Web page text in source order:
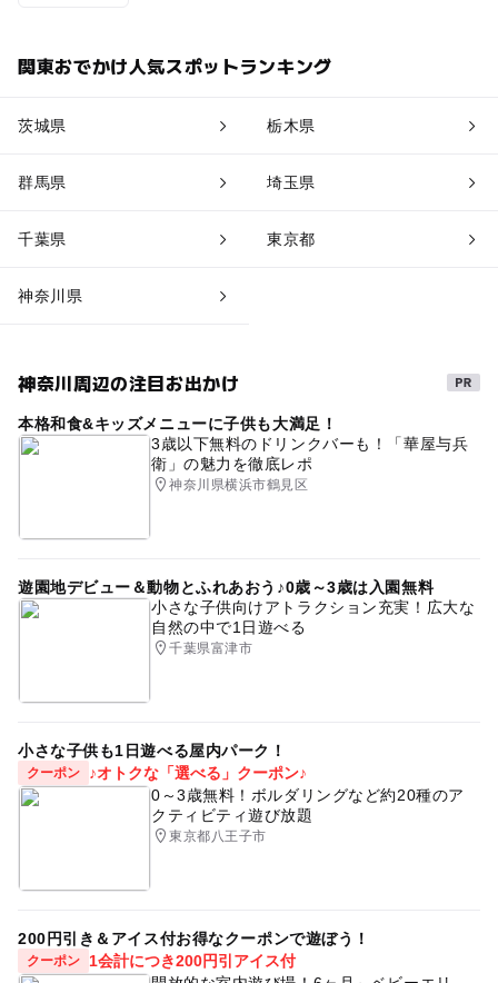
関東おでかけ人気スポットランキング
茨城県 栃木県
群馬県 埼玉県
千葉県 東京都
神奈川県
神奈川周辺の注目お出かけ
本格和食&キッズメニューに子供も大満足！
3歳以下無料のドリンクバーも！「華屋与兵
衛」の魅力を徹底レポ
神奈川県横浜市鶴見区
遊園地デビュー＆動物とふれあおう♪0歳～3歳は入園無料
小さな子供向けアトラクション充実！広大な
自然の中で1日遊べる
千葉県富津市
小さな子供も1日遊べる屋内パーク！
クーポン
♪オトクな「選べる」クーポン♪
0～3歳無料！ボルダリングなど約20種のア
クティビティ遊び放題
東京都八王子市
200円引き＆アイス付お得なクーポンで遊ぼう！
クーポン
1会計につき200円引アイス付